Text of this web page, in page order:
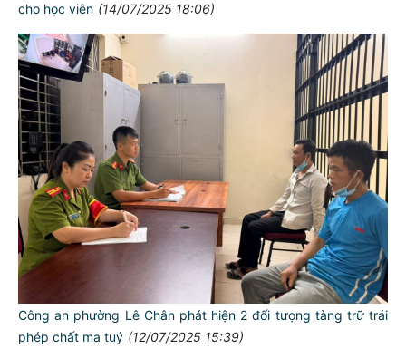
cho học viên (14/07/2025 18:06)
Công an phường Lê Chân phát hiện 2 đối tượng tàng trữ trái
phép chất ma tuý (12/07/2025 15:39)